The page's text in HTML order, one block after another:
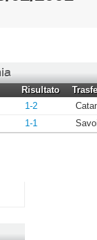
Risultato
1-2
1-1